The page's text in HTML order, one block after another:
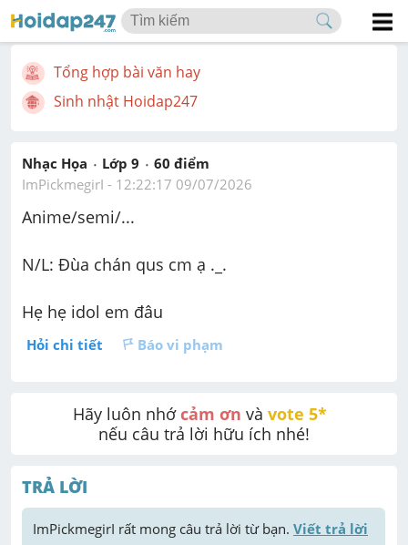
Tổng hợp bài văn hay
Sinh nhật Hoidap247
Nhạc Họa Lớp 9 60 điểm
ImPickmegirI - 12:22:17 09/07/2026
Anime/semi/...
N/L: Đùa chán qus cm ạ ._.
Hẹ hẹ idol em đâu
Hỏi chi tiết Báo vi phạm
Hãy luôn nhớ cảm ơn và vote 5*
nếu câu trả lời hữu ích nhé!
TRẢ LỜI
ImPickmegirI rất mong câu trả lời từ bạn. Viết trả lời